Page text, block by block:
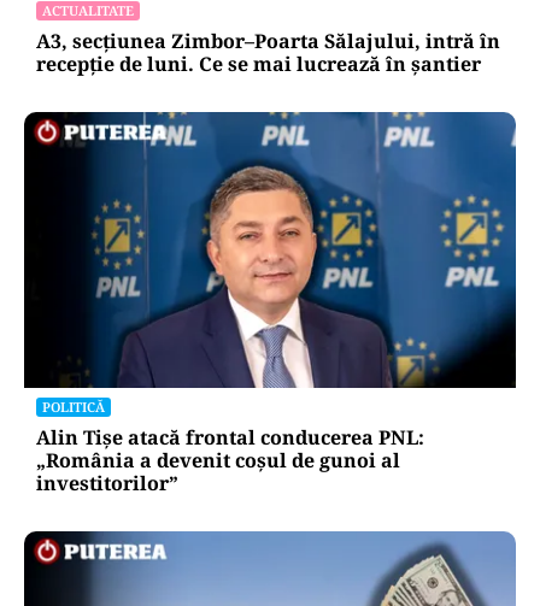
ACTUALITATE
A3, secțiunea Zimbor–Poarta Sălajului, intră în
recepție de luni. Ce se mai lucrează în șantier
POLITICĂ
Alin Tișe atacă frontal conducerea PNL:
„România a devenit coșul de gunoi al
investitorilor”